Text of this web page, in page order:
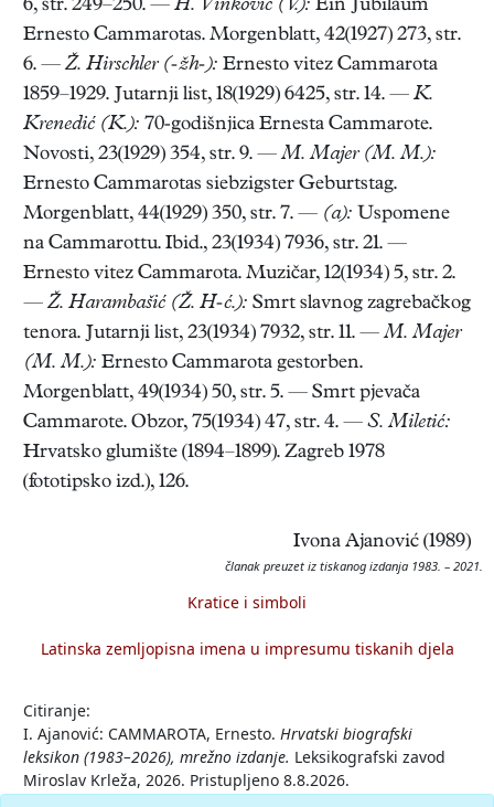
6, str. 249–250. — H. Vinković (V.): Ein Jubiläum
Ernesto Cammarotas. Morgenblatt, 42(1927) 273, str.
6. — Ž. Hirschler (-žh-): Ernesto vitez Cammarota
1859–1929. Jutarnji list, 18(1929) 6425, str. 14. — K.
Krenedić (K.): 70-godišnjica Ernesta Cammarote.
Novosti, 23(1929) 354, str. 9. —M. Majer (M. M.):
Ernesto Cammarotas siebzigster Geburtstag.
Morgenblatt, 44(1929) 350, str. 7. — (a): Uspomene
na Cammarottu. Ibid., 23(1934) 7936, str. 21. —
Ernesto vitez Cammarota. Muzičar, 12(1934) 5, str. 2.
— Ž. Harambašić (Ž. H-ć.): Smrt slavnog zagrebačkog
tenora. Jutarnji list, 23(1934) 7932, str. 11. —M. Majer
(M. M.): Ernesto Cammarota gestorben.
Morgenblatt, 49(1934) 50, str. 5. — Smrt pjevača
Cammarote. Obzor, 75(1934) 47, str. 4. — S. Miletić:
Hrvatsko glumište (1894–1899). Zagreb 1978
(fototipsko izd.), 126.
Ivona Ajanović (1989)
članak preuzet iz tiskanog izdanja 1983. – 2021.
Kratice i simboli
Latinska zemljopisna imena u impresumu tiskanih djela
Citiranje:
I. Ajanović: CAMMAROTA, Ernesto. Hrvatski biografski
leksikon (1983–2026), mrežno izdanje. Leksikografski zavod
Miroslav Krleža, 2026. Pristupljeno 8.8.2026.